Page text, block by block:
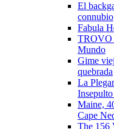
El
connubio
Fabula
TROVO
Mundo
Gime
quebrada
La
Maine,
Cape
The 156